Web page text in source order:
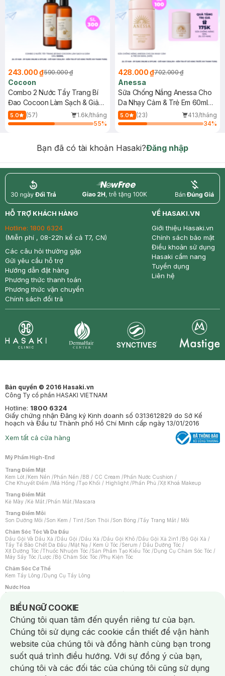
243.000 ₫590.000 ₫
Cocoon
Combo 2 Nước Tẩy Trang Bí
Đao Cocoon Làm Sạch & Giảm
Dầu 500ml
5.0 (57)
1.6k/tháng
55%
428.000 ₫702.000 ₫
Anessa
Sữa Chống Nắng Anessa Cho
Da Nhạy Cảm & Trẻ Em 60ml
(Mới)
5.0 (23)
413/tháng
34%
Bạn đã có tài khoản Hasaki?Đăng nhập
return nowfree price
HỖ TRỢ KHÁCH HÀNG
Hotline: 1800 6324
(Miễn phí , 08-22h kể cả T7, CN)
Các câu hỏi thường gặp
Gửi yêu cầu hỗ trợ
Hướng dẫn đặt hàng
Phương thức thanh toán
Phương thức vận chuyển
Chính sách đổi trả
VỀ HASAKI.VN
Giới thiệu Hasaki.vn
Chính sách bảo mật
Điều khoản sử dụng
Hasaki cẩm nang
Tuyển dụng
Liên hệ
Bản quyền © 2016 Hasaki.vn
Công Ty cổ phần HASAKI VIETNAM
Hotline: 1800 6324
Giấy chứng nhận Đăng ký Kinh doanh số 0313612829 do Sở Kế
hoạch và Đầu tư Thành phố Hồ Chí Minh cấp ngày 13/01/2016
Xem tất cả cửa hàng
Mỹ Phẩm High-End
Trang Điểm Mặt
Kem Lót /Kem Nền /Phấn Nền /BB / CC Cream /Phấn Nước Cushion /
Che Khuyết Điểm /Má Hồng /Tạo Khối / Highlight /Phấn Phủ /Xịt Khoá Makeup
Trang Điểm Mắt
Kẻ Mày /Kẻ Mắt /Phấn Mắt /Mascara
Trang Điểm Môi
Son Dưỡng Môi /Son Kem / Tint /Son Thỏi /Son Bóng /Tẩy Trang Mắt / Môi
Chăm Sóc Tóc Và Da Đầu
Dầu Gội Và Dầu Xả /Dầu Gội /Dầu Xả /Dầu Gội Khô /Dầu Gội Xả 2in1 /Bộ Gội Xả /
Tẩy Tế Bào Chết Da Đầu /Mặt Nạ / Kem Ủ Tóc /Serum / Dầu Dưỡng Tóc /
Xịt Dưỡng Tóc /Thuốc Nhuộm Tóc /Sản Phẩm Tạo Kiểu Tóc /Dụng Cụ Chăm Sóc Tóc /
Máy Sấy Tóc /Lược /Bộ Chăm Sóc Tóc /Phụ Kiện Tóc
Chăm Sóc Cơ Thể
Kem Tẩy Lông /Dụng Cụ Tẩy Lông
Nước Hoa
Nước Hoa Nữ
Chăm Sóc Cá Nhân
Chống Muỗi /Khẩu Trang /Máy Massage/Mặt Nạ Xông Hơi /Nước Rửa Tay/
Sản Phẩm Chăm Sóc Khác /Bàn Chải Đánh Răng /Bàn Chải Điện/
Hỗ Trợ Trắng Răng/Kem Đánh Răng /Máy Tăm Nước/ Nước Súc Miệng/
Tăm / Chỉ Nha Khoa/ Xịt Thơm Miệng / Dung Dịch Vệ Sinh/Dưỡng Vùng Kín/
Khăn Ướt Vệ Sinh Vùng Kín/Băng Vệ Sinh/Tampon/Bọt Cạo Râu /Dao Cạo Râu/
Máy Cạo Râu
Vấn Đề Về Da
Da Dầu / Lỗ Chân Lông To/ Da Khô / Mất Nước/ Da Lão Hóa/ Da Mụn/
Da Nhạy Cảm / Kích Ứng
Da Xỉn Màu Thâm / Nám / Tàn Nhang
BIỂU NGỮ COOKIE
Notice about cookies usage
Chúng tôi quan tâm đến quyền riêng tư của bạn.
Chúng tôi sử dụng các cookie cần thiết để vận hành
website của chúng tôi và đồng hành cùng bạn trong
suốt quá trình điều hướng. Với sự đồng ý của bạn,
chúng tôi và các đối tác của chúng tôi cũng sử dụng